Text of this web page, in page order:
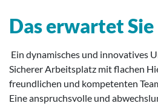
Das erwartet
Ein dynamisches und innovatives
Sicherer Arbeitsplatz mit flachen
freundlichen und kompetenten
Eine anspruchsvolle und